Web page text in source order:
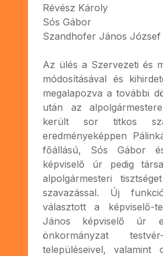
Révész Károly
Sós Gábor
Szandhofer János József
Az ülés a Szervezeti és
módosításával és
megalapozva a további
után az
került sor titkos
eredményeképpen
főállású, Sós Gábor
képviselő úr pedig
alpolgármesteri
szavazással. Új
választott a képviselő-
János képviselő úr
önkormányzat
településeivel, valamint